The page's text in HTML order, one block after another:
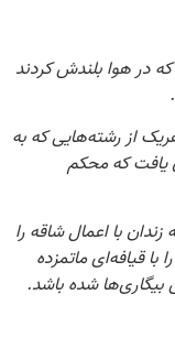
در هوا بلندش کردند
از رشته‌هایی که به
یافت که محکم
با اعمال شاقه را
قیافه‌ای ماتمزده‌
بیگاری‌ها شده باشد.